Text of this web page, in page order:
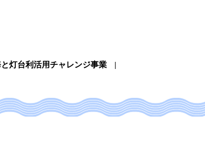
灯台利活用チャレンジ事業